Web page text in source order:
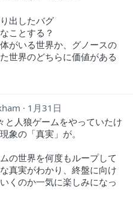
出したバグ
ことする？
がいる世界か、グノースの
世界のどちらに価値がある
1月31日
と人狼ゲームをやっていたけ
象の「真実」が。
の世界を何度もループして
真実がわかり、終盤に向け
くのか一気に楽しみになっ